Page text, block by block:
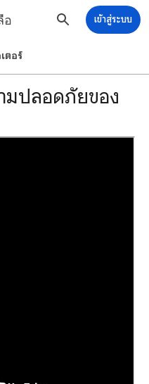
อ เข้าสู่ระบบ
ตอร์
มปลอดภัยของ